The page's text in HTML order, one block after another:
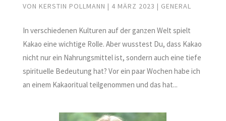
VON KERSTIN POLLMANN | 4 MÄRZ 2023 | GENERAL
In verschiedenen Kulturen auf der ganzen Welt spielt
Kakao eine wichtige Rolle. Aber wusstest Du, dass Kakao
nicht nur ein Nahrungsmittel ist, sondern auch eine tiefe
spirituelle Bedeutung hat? Vor ein paar Wochen habe ich
an einem Kakaoritual teilgenommen und das hat...